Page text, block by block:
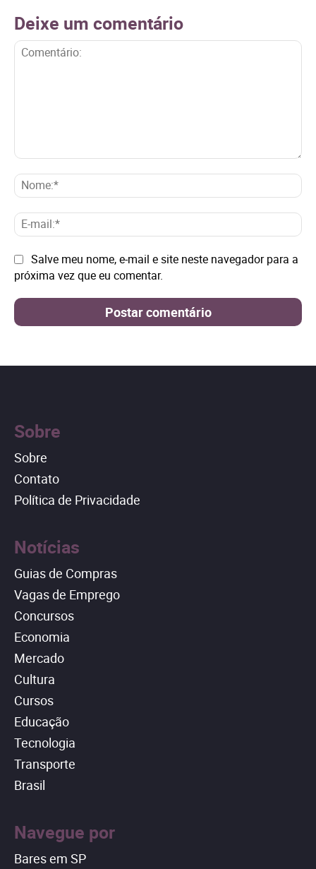
Deixe um comentário
E-
Site: Salve meu nome, e-mail e site neste navegador para a
próxima vez que eu comentar.
Sobre
Sobre
Contato
Política de Privacidade
Notícias
Guias de Compras
Vagas de Emprego
Concursos
Economia
Mercado
Cultura
Cursos
Educação
Tecnologia
Transporte
Brasil
Navegue por
Bares em SP